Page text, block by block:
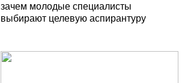
зачем молодые специалисты
выбирают целевую аспирантуру